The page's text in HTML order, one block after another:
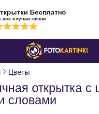
Цветы
открытка с
словами
Бесплатно
все случаи жизни